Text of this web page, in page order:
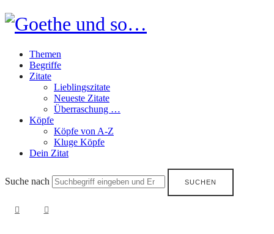
Goethe
und
so…
Themen
Begriffe
Zitate
Lieblingszitate
Neueste Zitate
Überraschung …
Köpfe
Köpfe von A-Z
Kluge Köpfe
Dein Zitat
Suche nach